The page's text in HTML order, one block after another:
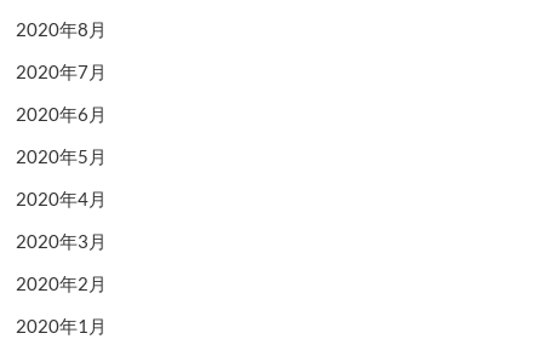
2020年8月
2020年7月
2020年6月
2020年5月
2020年4月
2020年3月
2020年2月
2020年1月